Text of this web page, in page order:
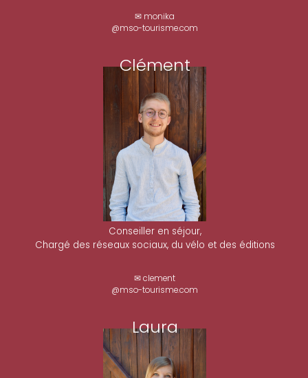
✉ monika
@mso-tourisme.com
Clément
Conseiller en séjour,
Chargé des réseaux sociaux, du vélo et des éditions
✉ clement
@mso-tourisme.com
Laura